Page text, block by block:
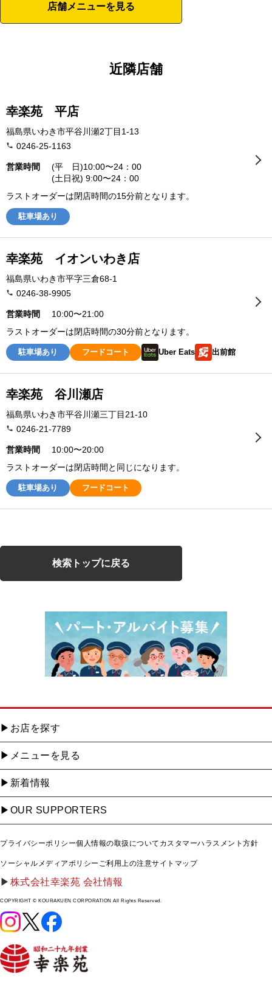
店舗メニューを見る
近隣店舗
幸楽苑 平店
福島県いわき市平谷川瀬2丁目1-13
0246-25-1163
営業時間
(平 日)10:00〜24：00
(土日祝) 9:00〜24：00
ラストオーダーは閉店時間の15分前となります。
駐車場あり
幸楽苑 イオンいわき店
福島県いわき市平字三倉68-1
0246-38-9905
営業時間
10:00〜21:00
ラストオーダーは閉店時間の30分前となります。
駐車場あり フードコート Uber Eats 出前館
幸楽苑 谷川瀬店
福島県いわき市平谷川瀬三丁目21-10
0246-21-7789
営業時間
10:00〜20:00
ラストオーダーは閉店時間と同じになります。
駐車場あり フードコート
検索トップに戻る
お店を探す
メニューを見る
新着情報
OUR SUPPORTERS
プライバシーポリシー個人情報の取扱について カスタマーハラスメント方針
ソーシャルメディアポリシー ご利用上の注意サイトマップ
株式会社幸楽苑 会社情報
COPYRIGHT © KOURAKUEN CORPORATION All Rights Reserved.